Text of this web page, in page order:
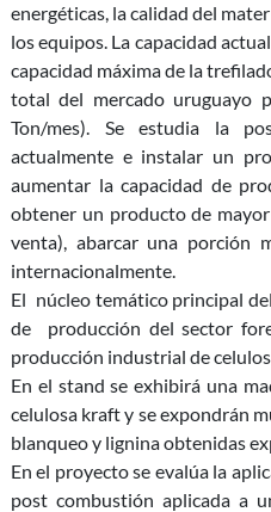
energéticas, la calidad del
los equipos. La capacidad
capacidad máxima de la
total del mercado uruguayo
Ton/mes). Se estudia la
actualmente e instalar un
aumentar la capacidad de
obtener un producto de
venta), abarcar una porción
internacionalmente.
El núcleo temático principal
de producción del sector
producción industrial de
En el stand se exhibirá una
celulosa kraft y se expondrán
blanqueo y lignina obtenidas
En el proyecto se evalúa la
post combustión aplicada a